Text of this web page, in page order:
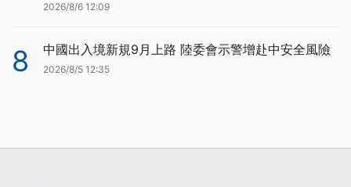
2026/8/6 12:09
8 中國出入境新規9月上路 陸委會示警增赴中安全風險
2026/8/5 12:35